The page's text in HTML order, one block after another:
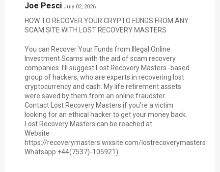
Joe Pesci July 02, 2026
HOW TO RECOVER YOUR CRYPTO FUNDS FROM ANY
SCAM SITE WITH LOST RECOVERY MASTERS
You can Recover Your Funds from Illegal Online
Investment Scams with the aid of scam recovery
companies. I’ll suggest Lost Recovery Masters -based
group of hackers, who are experts in recovering lost
cryptocurrency and cash. My life retirement assets
were saved by them from an online fraudster.
Contact Lost Recovery Masters if you’re a victim
looking for an ethical hacker to get your money back.
Lost Recovery Masters can be reached at
Website
https://recoverymasters.wixsite.com/lostrecoverymasters
Whatsapp +44(7537)-105921)